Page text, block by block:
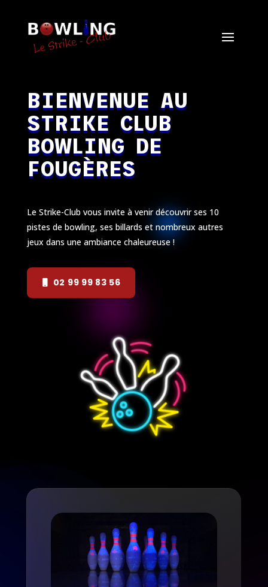
BIENVENUE AU
STRIKE CLUB
BOWLING DE
FOUGÈRES
Le Strike-Club vous invite à venir découvrir ses 10
pistes de bowling, ses billards et nombreux autres
jeux dans une ambiance chaleureuse !
02 99 99 83 56